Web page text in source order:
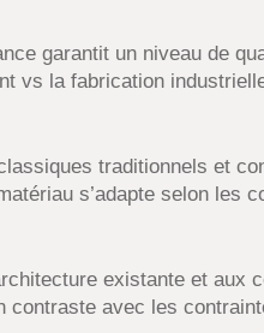
garantit un niveau de
vs la fabrication
traditionnels et
s’adapte selon les
existante et aux
avec les